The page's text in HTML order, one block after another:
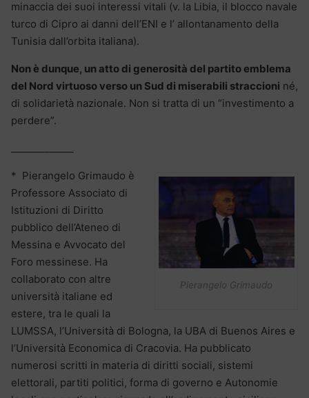
minaccia dei suoi interessi vitali (v. la Libia, il blocco navale
turco di Cipro ai danni dell’ENI e l’ allontanamento della
Tunisia dall’orbita italiana).
Non è dunque, un atto di generosità del partito emblema
del Nord virtuoso verso un Sud di miserabili straccioni né,
di solidarietà nazionale. Non si tratta di un “investimento a
perdere”.
Pierangelo Grimaudo
* Pierangelo Grimaudo è
Professore Associato di
Istituzioni di Diritto
pubblico dell’Ateneo di
Messina e Avvocato del
Foro messinese. Ha
collaborato con altre
università italiane ed
estere, tra le quali la
LUMSSA, l’Università di Bologna, la UBA di Buenos Aires e
l’Università Economica di Cracovia. Ha pubblicato
numerosi scritti in materia di diritti sociali, sistemi
elettorali, partiti politici, forma di governo e Autonomie